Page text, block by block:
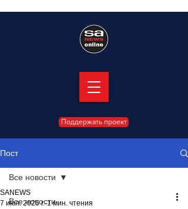
Поддержать проект
Пост
Все новости
Все новости
SANEWS
7 июл. 2025 г. 1 мин. чтения